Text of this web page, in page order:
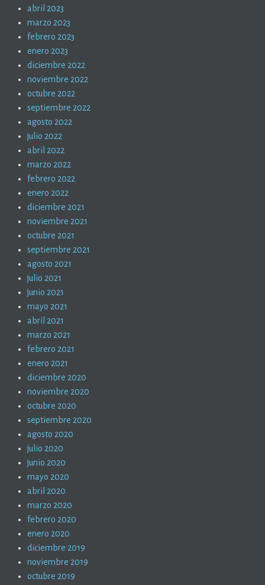
abril 2023
marzo 2023
febrero 2023
enero 2023
diciembre 2022
noviembre 2022
octubre 2022
septiembre 2022
agosto 2022
julio 2022
abril 2022
marzo 2022
febrero 2022
enero 2022
diciembre 2021
noviembre 2021
octubre 2021
septiembre 2021
agosto 2021
julio 2021
junio 2021
mayo 2021
abril 2021
marzo 2021
febrero 2021
enero 2021
diciembre 2020
noviembre 2020
octubre 2020
septiembre 2020
agosto 2020
julio 2020
junio 2020
mayo 2020
abril 2020
marzo 2020
febrero 2020
enero 2020
diciembre 2019
noviembre 2019
octubre 2019